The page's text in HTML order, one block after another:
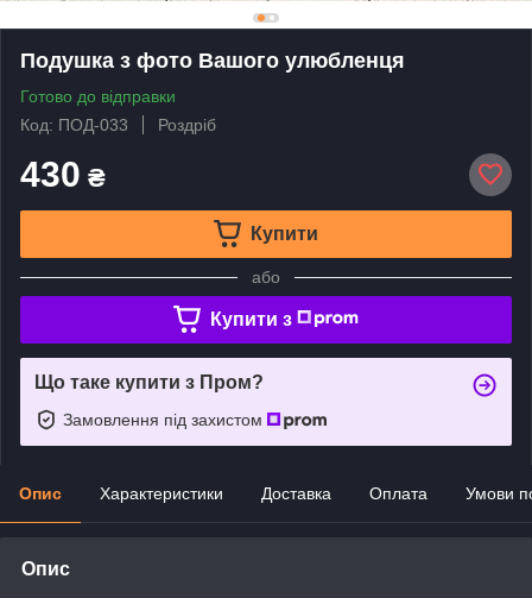
Подушка з фото Вашого улюбленця
Готово до відправки
Код: ПОД-033
Роздріб
430 ₴
Купити
або
Купити з
Що таке купити з Пром?
Замовлення під захистом
Опис Характеристики Доставка Оплата Умови
Опис